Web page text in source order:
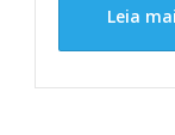
Leia